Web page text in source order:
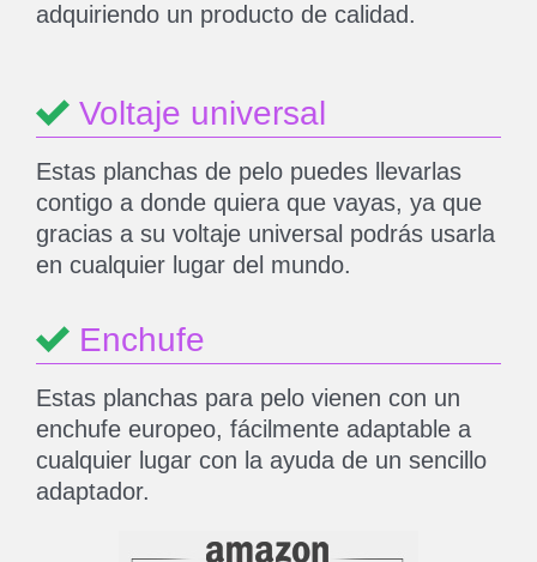
adquiriendo un producto de calidad.
Voltaje universal
Estas planchas de pelo puedes llevarlas
contigo a donde quiera que vayas, ya que
gracias a su voltaje universal podrás usarla
en cualquier lugar del mundo.
Enchufe
Estas planchas para pelo vienen con un
enchufe europeo, fácilmente adaptable a
cualquier lugar con la ayuda de un sencillo
adaptador.